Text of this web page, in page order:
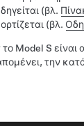
(βλ.
(βλ.
το Model S είναι
την